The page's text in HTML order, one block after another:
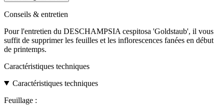
Conseils & entretien
Pour l'entretien du DESCHAMPSIA cespitosa 'Goldstaub', il vous
suffit de supprimer les feuilles et les inflorescences fanées en début
de printemps.
Caractéristiques techniques
Caractéristiques techniques
Feuillage :